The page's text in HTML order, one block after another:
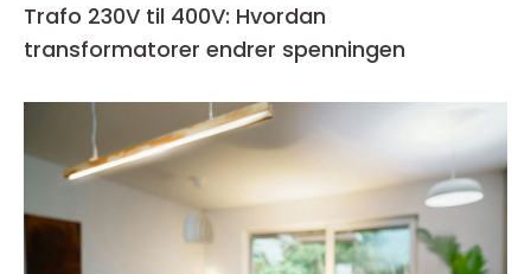
Trafo 230V til 400V: Hvordan
transformatorer endrer spenningen